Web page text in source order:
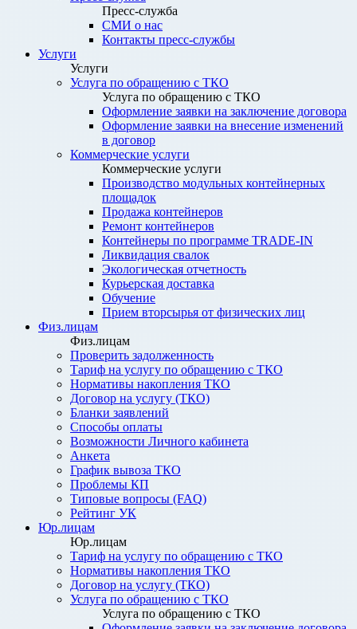
Пресс-служба
СМИ о нас
Контакты пресс-службы
Услуги
Услуги
Услуга по обращению с ТКО
Услуга по обращению с ТКО
Оформление заявки на заключение договора
Оформление заявки на внесение изменений
в договор
Коммерческие услуги
Коммерческие услуги
Производство модульных контейнерных
площадок
Продажа контейнеров
Ремонт контейнеров
Контейнеры по программе TRADE-IN
Ликвидация свалок
Экологическая отчетность
Курьерская доставка
Обучение
Прием вторсырья от физических лиц
Физ.лицам
Физ.лицам
Проверить задолженность
Тариф на услугу по обращению с ТКО
Нормативы накопления ТКО
Договор на услугу (ТКО)
Бланки заявлений
Способы оплаты
Возможности Личного кабинета
Анкета
График вывоза ТКО
Проблемы КП
Типовые вопросы (FAQ)
Рейтинг УК
Юр.лицам
Юр.лицам
Тариф на услугу по обращению с ТКО
Нормативы накопления ТКО
Договор на услугу (ТКО)
Услуга по обращению с ТКО
Услуга по обращению с ТКО